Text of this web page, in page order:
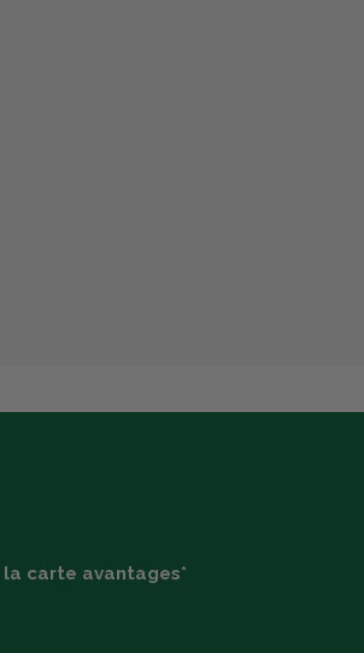
carte avantages*